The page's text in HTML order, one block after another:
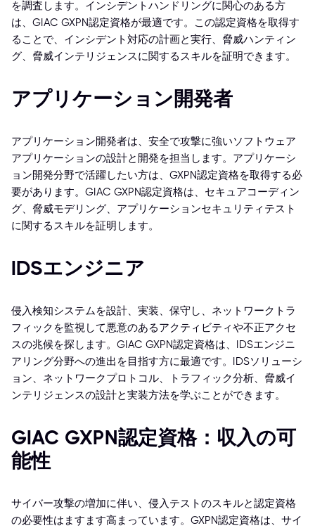
を調査します。インシデントハンドリングに関心のある方
は、GIAC GXPN認定資格が最適です。この認定資格を取得す
ることで、インシデント対応の計画と実行、脅威ハンティン
グ、脅威インテリジェンスに関するスキルを証明できます。
アプリケーション開発者
アプリケーション開発者は、安全で攻撃に強いソフトウェア
アプリケーションの設計と開発を担当します。アプリケーシ
ョン開発分野で活躍したい方は、GXPN認定資格を取得する必
要があります。GIAC GXPN認定資格は、セキュアコーディン
グ、脅威モデリング、アプリケーションセキュリティテスト
に関するスキルを証明します。
IDSエンジニア
侵入検知システムを設計、実装、保守し、ネットワークトラ
フィックを監視して悪意のあるアクティビティや不正アクセ
スの兆候を探します。GIAC GXPN認定資格は、IDSエンジニ
アリング分野への進出を目指す方に最適です。IDSソリューシ
ョン、ネットワークプロトコル、トラフィック分析、脅威イ
ンテリジェンスの設計と実装方法を学ぶことができます。
GIAC GXPN認定資格：収入の可
能性
サイバー攻撃の増加に伴い、侵入テストのスキルと認定資格
の必要性はますます高まっています。GXPN認定資格は、サイ